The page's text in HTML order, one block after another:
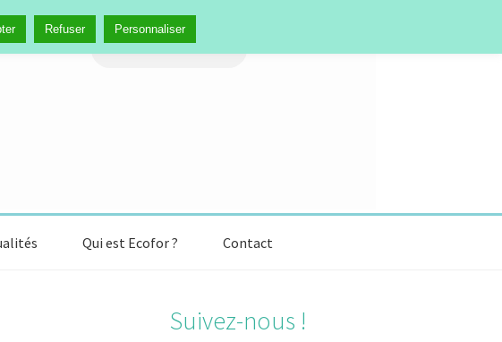
Rechercher :
Qui est Ecofor ? Contact
Suivez-nous !
Refuser Personnaliser